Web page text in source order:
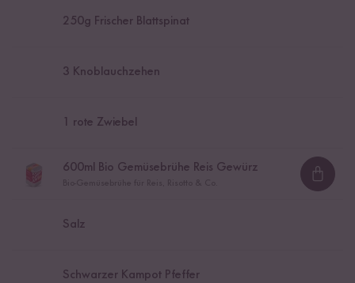
250g Frischer Blattspinat
3 Knoblauchzehen
1 rote Zwiebel
600ml Bio Gemüsebrühe Reis Gewürz
Salz
Schwarzer Kampot Pfeffer